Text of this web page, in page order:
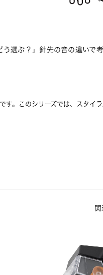
う選ぶ？」針先の音の違いで
このシリーズでは、スタイラ